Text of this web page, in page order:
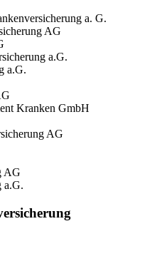
a. G.
AG
a.G.
a.G.
Kranken GmbH
AG
AG
a.G.